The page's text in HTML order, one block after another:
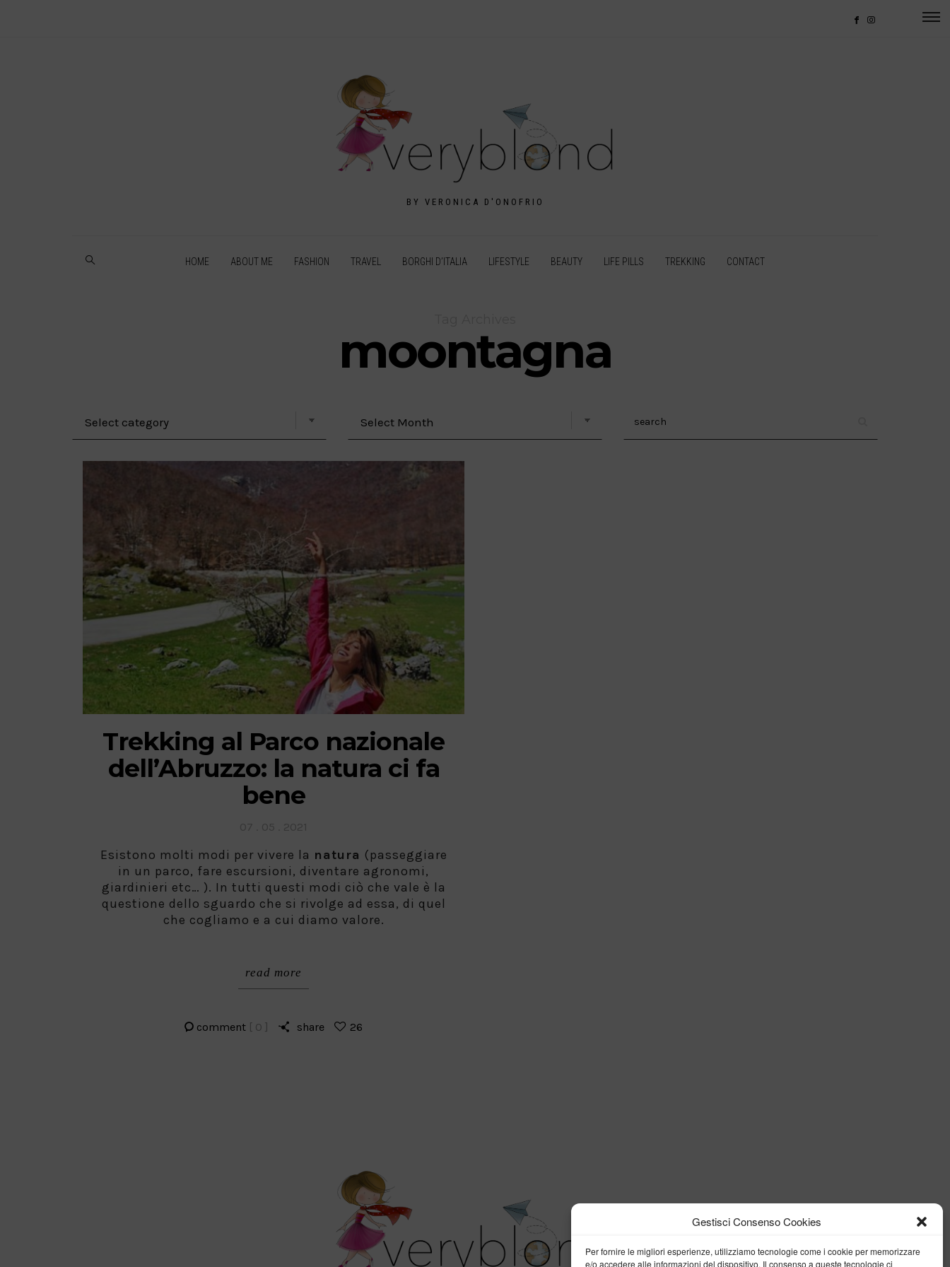
Gestisci Consenso Cookies
Per fornire le migliori esperienze, utilizziamo tecnologie come i cookie per memorizzare
e/o accedere alle informazioni del dispositivo. Il consenso a queste tecnologie ci
BY VERONICA D'ONOFRIO
HOME ABOUT ME FASHION TRAVEL BORGHI D’ITALIA LIFESTYLE BEAUTY LIFE PILLS TREKKING CONTACT
moontagna
Trekking al Parco nazionale
dell’Abruzzo: la natura ci fa
bene
Esistono molti modi per vivere la natura (passeggiare
in un parco, fare escursioni, diventare agronomi,
giardinieri etc… ). In tutti questi modi ciò che vale è la
questione dello sguardo che si rivolge ad essa, di quel
che cogliamo e a cui diamo valore.
read more
comment [ 0 ] share 26